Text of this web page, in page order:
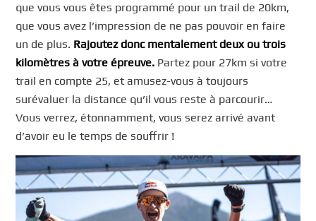
que vous vous êtes programmé pour un trail de 20km,
que vous avez l’impression de ne pas pouvoir en faire
un de plus. Rajoutez donc mentalement deux ou trois
kilomètres à votre épreuve. Partez pour 27km si votre
trail en compte 25, et amusez-vous à toujours
surévaluer la distance qu’il vous reste à parcourir…
Vous verrez, étonnamment, vous serez arrivé avant
d’avoir eu le temps de souffrir !